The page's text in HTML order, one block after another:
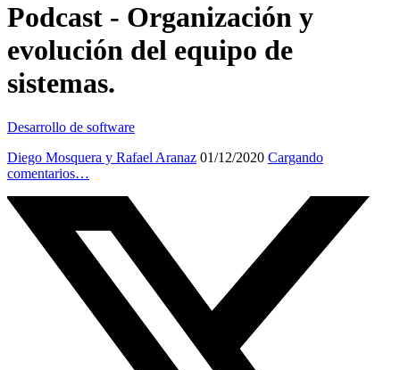
Podcast - Organización y
evolución del equipo de
sistemas.
Desarrollo de software
Diego Mosquera y Rafael Aranaz 01/12/2020 Cargando
comentarios…